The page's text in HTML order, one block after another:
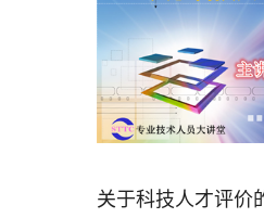
关于科技人才评价